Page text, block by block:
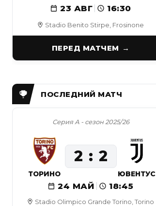
Stadio Benito Stirpe, Frosinone
23 АВГ 16:30
ПЕРЕД МАТЧЕМ
Stadio Olimpico Grande Torino, Torino
Серия А - сезон 2025/26
24 МАЙ 18:45
ТОРИНО
2 2
ЮВЕНТУС